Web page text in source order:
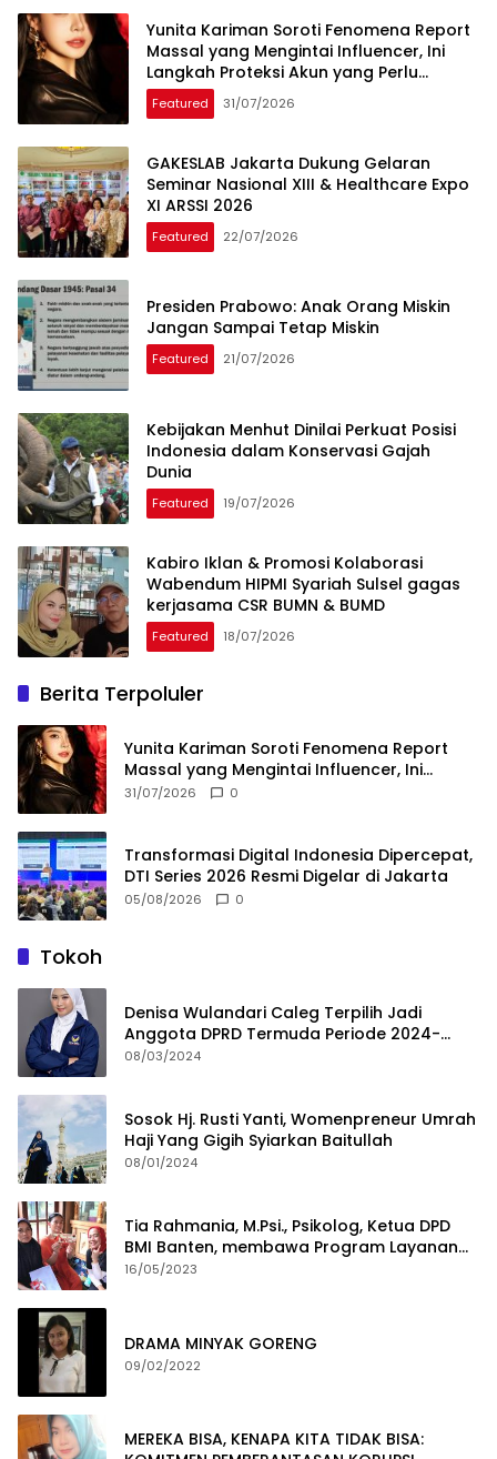
Yunita Kariman Soroti Fenomena Report
Massal yang Mengintai Influencer, Ini
Langkah Proteksi Akun yang Perlu
Diketahui
Featured 31/07/2026
GAKESLAB Jakarta Dukung Gelaran
Seminar Nasional XIII & Healthcare Expo
XI ARSSI 2026
Featured 22/07/2026
Presiden Prabowo: Anak Orang Miskin
Jangan Sampai Tetap Miskin
Featured 21/07/2026
Kebijakan Menhut Dinilai Perkuat Posisi
Indonesia dalam Konservasi Gajah
Dunia
Featured 19/07/2026
Kabiro Iklan & Promosi Kolaborasi
Wabendum HIPMI Syariah Sulsel gagas
kerjasama CSR BUMN & BUMD
Featured 18/07/2026
Berita Terpoluler
Yunita Kariman Soroti Fenomena Report
Massal yang Mengintai Influencer, Ini
Langkah Proteksi Akun yang Perlu Diketahui
31/07/2026 0
Transformasi Digital Indonesia Dipercepat,
DTI Series 2026 Resmi Digelar di Jakarta
05/08/2026 0
Tokoh
Denisa Wulandari Caleg Terpilih Jadi
Anggota DPRD Termuda Periode 2024-
2029
08/03/2024
Sosok Hj. Rusti Yanti, Womenpreneur Umrah
Haji Yang Gigih Syiarkan Baitullah
08/01/2024
Tia Rahmania, M.Psi., Psikolog, Ketua DPD
BMI Banten, membawa Program Layanan
Pembuatan Dokumen Kependudukan
16/05/2023
DRAMA MINYAK GORENG
09/02/2022
MEREKA BISA, KENAPA KITA TIDAK BISA: